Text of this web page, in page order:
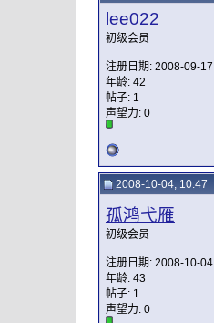
lee022
初级会员
注册日期: 2008-09-17
年龄: 42
帖子: 1
声望力: 0
2008-10-04, 10:47
孤鸿弋雁
初级会员
注册日期: 2008-10-04
年龄: 43
帖子: 1
声望力: 0